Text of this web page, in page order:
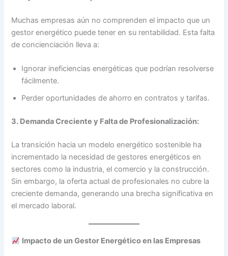
Muchas empresas aún no comprenden el impacto que un
gestor energético puede tener en su rentabilidad. Esta falta
de concienciación lleva a:
Ignorar ineficiencias energéticas que podrían resolverse
fácilmente.
Perder oportunidades de ahorro en contratos y tarifas.
3. Demanda Creciente y Falta de Profesionalización:
La transición hacia un modelo energético sostenible ha
incrementado la necesidad de gestores energéticos en
sectores como la industria, el comercio y la construcción.
Sin embargo, la oferta actual de profesionales no cubre la
creciente demanda, generando una brecha significativa en
el mercado laboral.
Impacto de un Gestor Energético en las Empresas